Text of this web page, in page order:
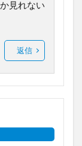
見れない
返信